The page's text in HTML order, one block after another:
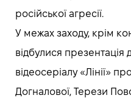
російської агресії.
У межах заходу, крім
відбулися презентація
відеосеріалу «Лінії»
Догналової, Терези